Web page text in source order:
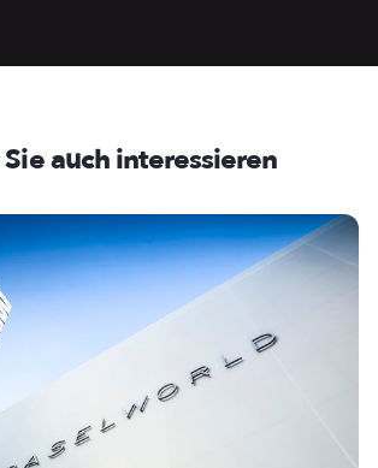
auch interessieren